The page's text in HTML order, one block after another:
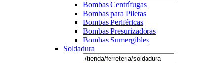
Bombas Centrífugas
Bombas para Piletas
Bombas Periféricas
Bombas Presurizadoras
Bombas Sumergibles
Soldadura